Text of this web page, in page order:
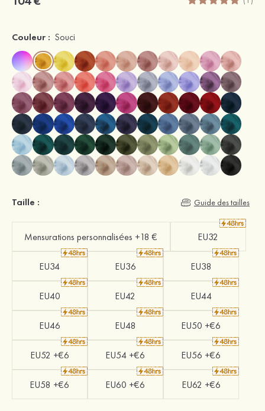
Couleur : Souci
Taille : Guide des tailles
Mensurations personnalisées +18 € EU32
EU34 EU36 EU38
EU40 EU42 EU44
EU46 EU48 EU50 +€6
EU52 +€6 EU54 +€6 EU56 +€6
EU58 +€6 EU60 +€6 EU62 +€6